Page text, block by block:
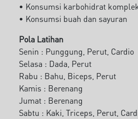
• Konsumsi karbohidrat
• Konsumsi buah dan sayuran
Pola Latihan
Senin : Punggung, Perut, Cardio
Selasa : Dada, Perut
Rabu : Bahu, Biceps, Perut
Kamis : Berenang
Jumat : Berenang
Sabtu : Kaki, Triceps, Perut,